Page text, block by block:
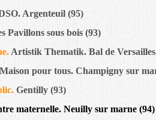
Argenteuil (95)
Pavillons sous bois (93)
Artistik Thematik. Bal de
Maison pour tous. Champigny sur
Gentilly (93)
maternelle. Neuilly sur marne (94)